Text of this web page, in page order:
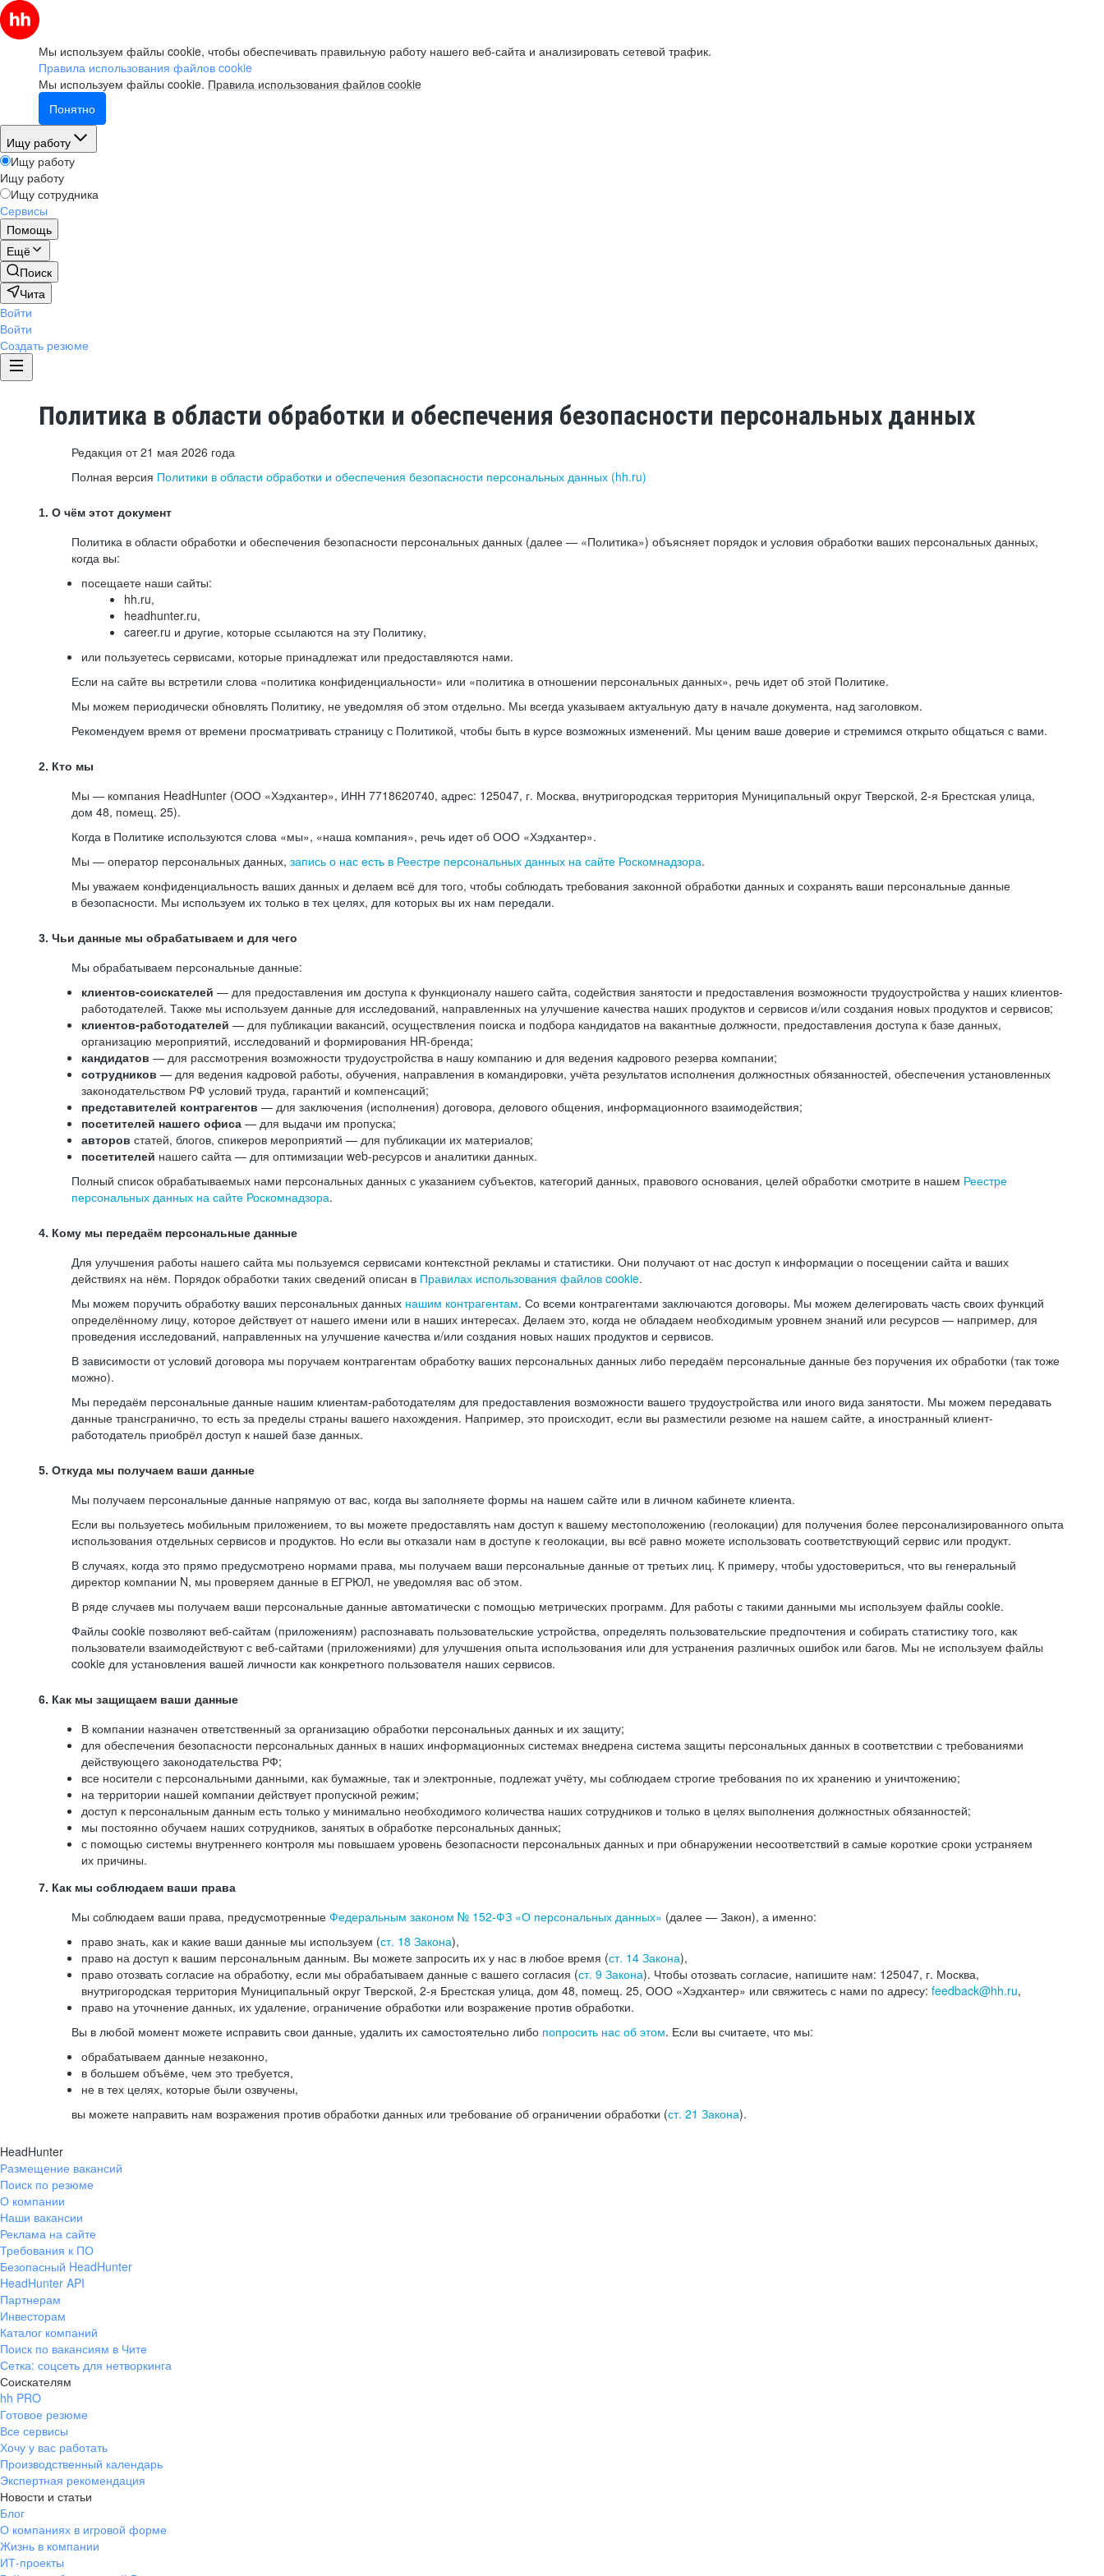
Мы используем файлы cookie, чтобы обеспечивать правильную работу нашего веб-сайта и анализировать сетевой трафик.
Правила использования файлов cookie
Мы используем файлы cookie. Правила использования файлов cookie
Понятно
Ищу работу
Ищу работу
Ищу работу
Ищу сотрудника
Сервисы
Помощь
Ещё
Поиск
Чита
Войти
Войти
Создать резюме
Политика в области обработки и обеспечения безопасности персональных данных
Редакция от 21 мая 2026 года
Полная версия Политики в области обработки и обеспечения безопасности персональных данных (hh.ru)
1. О чём этот документ
Политика в области обработки и обеспечения безопасности персональных данных (далее — «Политика») объясняет порядок и условия обработки ваших персональных данных,
когда вы:
посещаете наши сайты:
hh.ru,
headhunter.ru,
career.ru и другие, которые ссылаются на эту Политику,
или пользуетесь сервисами, которые принадлежат или предоставляются нами.
Если на сайте вы встретили слова «политика конфиденциальности» или «политика в отношении персональных данных», речь идет об этой Политике.
Мы можем периодически обновлять Политику, не уведомляя об этом отдельно. Мы всегда указываем актуальную дату в начале документа, над заголовком.
Рекомендуем время от времени просматривать страницу с Политикой, чтобы быть в курсе возможных изменений. Мы ценим ваше доверие и стремимся открыто общаться с вами.
2. Кто мы
Мы — компания HeadHunter (ООО «Хэдхантер», ИНН 7718620740, адрес: 125047, г. Москва, внутригородская территория Муниципальный округ Тверской, 2-я Брестская улица,
дом 48, помещ. 25).
Когда в Политике используются слова «мы», «наша компания», речь идет об ООО «Хэдхантер».
Мы — оператор персональных данных, запись о нас есть в Реестре персональных данных на сайте Роскомнадзора.
Мы уважаем конфиденциальность ваших данных и делаем всё для того, чтобы соблюдать требования законной обработки данных и сохранять ваши персональные данные
в безопасности. Мы используем их только в тех целях, для которых вы их нам передали.
3. Чьи данные мы обрабатываем и для чего
Мы обрабатываем персональные данные:
клиентов-соискателей — для предоставления им доступа к функционалу нашего сайта, содействия занятости и предоставления возможности трудоустройства у наших клиентов-
работодателей. Также мы используем данные для исследований, направленных на улучшение качества наших продуктов и сервисов и/или создания новых продуктов и сервисов;
клиентов-работодателей — для публикации вакансий, осуществления поиска и подбора кандидатов на вакантные должности, предоставления доступа к базе данных,
организацию мероприятий, исследований и формирования HR-бренда;
кандидатов — для рассмотрения возможности трудоустройства в нашу компанию и для ведения кадрового резерва компании;
сотрудников — для ведения кадровой работы, обучения, направления в командировки, учёта результатов исполнения должностных обязанностей, обеспечения установленных
законодательством РФ условий труда, гарантий и компенсаций;
представителей контрагентов — для заключения (исполнения) договора, делового общения, информационного взаимодействия;
посетителей нашего офиса — для выдачи им пропуска;
авторов статей, блогов, спикеров мероприятий — для публикации их материалов;
посетителей нашего сайта — для оптимизации web-ресурсов и аналитики данных.
Полный список обрабатываемых нами персональных данных с указанием субъектов, категорий данных, правового основания, целей обработки смотрите в нашем Реестре
персональных данных на сайте Роскомнадзора.
4. Кому мы передаём персональные данные
Для улучшения работы нашего сайта мы пользуемся сервисами контекстной рекламы и статистики. Они получают от нас доступ к информации о посещении сайта и ваших
действиях на нём. Порядок обработки таких сведений описан в Правилах использования файлов cookie.
Мы можем поручить обработку ваших персональных данных нашим контрагентам. Со всеми контрагентами заключаются договоры. Мы можем делегировать часть своих функций
определённому лицу, которое действует от нашего имени или в наших интересах. Делаем это, когда не обладаем необходимым уровнем знаний или ресурсов — например, для
проведения исследований, направленных на улучшение качества и/или создания новых наших продуктов и сервисов.
В зависимости от условий договора мы поручаем контрагентам обработку ваших персональных данных либо передаём персональные данные без поручения их обработки (так тоже
можно).
Мы передаём персональные данные нашим клиентам-работодателям для предоставления возможности вашего трудоустройства или иного вида занятости. Мы можем передавать
данные трансгранично, то есть за пределы страны вашего нахождения. Например, это происходит, если вы разместили резюме на нашем сайте, а иностранный клиент-
работодатель приобрёл доступ к нашей базе данных.
5. Откуда мы получаем ваши данные
Мы получаем персональные данные напрямую от вас, когда вы заполняете формы на нашем сайте или в личном кабинете клиента.
Если вы пользуетесь мобильным приложением, то вы можете предоставлять нам доступ к вашему местоположению (геолокации) для получения более персонализированного опыта
использования отдельных сервисов и продуктов. Но если вы отказали нам в доступе к геолокации, вы всё равно можете использовать соответствующий сервис или продукт.
В случаях, когда это прямо предусмотрено нормами права, мы получаем ваши персональные данные от третьих лиц. К примеру, чтобы удостовериться, что вы генеральный
директор компании N, мы проверяем данные в ЕГРЮЛ, не уведомляя вас об этом.
В ряде случаев мы получаем ваши персональные данные автоматически с помощью метрических программ. Для работы с такими данными мы используем файлы cookie.
Файлы cookie позволяют веб-сайтам (приложениям) распознавать пользовательские устройства, определять пользовательские предпочтения и собирать статистику того, как
пользователи взаимодействуют с веб-сайтами (приложениями) для улучшения опыта использования или для устранения различных ошибок или багов. Мы не используем файлы
cookie для установления вашей личности как конкретного пользователя наших сервисов.
6. Как мы защищаем ваши данные
В компании назначен ответственный за организацию обработки персональных данных и их защиту;
для обеспечения безопасности персональных данных в наших информационных системах внедрена система защиты персональных данных в соответствии с требованиями
действующего законодательства РФ;
все носители с персональными данными, как бумажные, так и электронные, подлежат учёту, мы соблюдаем строгие требования по их хранению и уничтожению;
на территории нашей компании действует пропускной режим;
доступ к персональным данным есть только у минимально необходимого количества наших сотрудников и только в целях выполнения должностных обязанностей;
мы постоянно обучаем наших сотрудников, занятых в обработке персональных данных;
с помощью системы внутреннего контроля мы повышаем уровень безопасности персональных данных и при обнаружении несоответствий в самые короткие сроки устраняем
их причины.
7. Как мы соблюдаем ваши права
Мы соблюдаем ваши права, предусмотренные Федеральным законом № 152-ФЗ «О персональных данных» (далее — Закон), а именно:
право знать, как и какие ваши данные мы используем (ст. 18 Закона),
право на доступ к вашим персональным данным. Вы можете запросить их у нас в любое время (ст. 14 Закона),
право отозвать согласие на обработку, если мы обрабатываем данные с вашего согласия (ст. 9 Закона). Чтобы отозвать согласие, напишите нам: 125047, г. Москва,
внутригородская территория Муниципальный округ Тверской, 2-я Брестская улица, дом 48, помещ. 25, ООО «Хэдхантер» или свяжитесь с нами по адресу: feedback@hh.ru,
право на уточнение данных, их удаление, ограничение обработки или возражение против обработки.
Вы в любой момент можете исправить свои данные, удалить их самостоятельно либо попросить нас об этом. Если вы считаете, что мы:
обрабатываем данные незаконно,
в большем объёме, чем это требуется,
не в тех целях, которые были озвучены,
вы можете направить нам возражения против обработки данных или требование об ограничении обработки (ст. 21 Закона).
HeadHunter
Размещение вакансий
Поиск по резюме
О компании
Наши вакансии
Реклама на сайте
Требования к ПО
Безопасный HeadHunter
HeadHunter API
Партнерам
Инвесторам
Каталог компаний
Поиск по вакансиям в Чите
Сетка: соцсеть для нетворкинга
Соискателям
hh PRO
Готовое резюме
Все сервисы
Хочу у вас работать
Производственный календарь
Экспертная рекомендация
Новости и статьи
Блог
О компаниях в игровой форме
Жизнь в компании
ИТ-проекты